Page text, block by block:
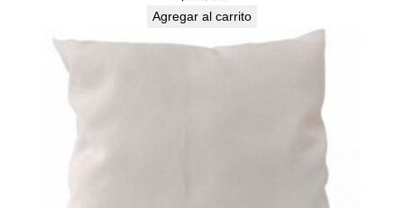
Agregar al carrito